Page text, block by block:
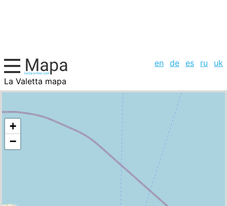
en de es ru
uk
La Valetta mapa
Islas Malvinas, la lista de ciudades
+
−